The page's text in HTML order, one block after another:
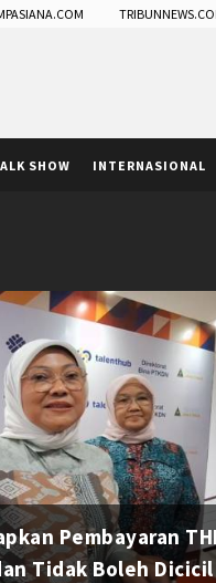
SHOW INTERNASIONAL
Pembayaran
Tidak Boleh Dicicil